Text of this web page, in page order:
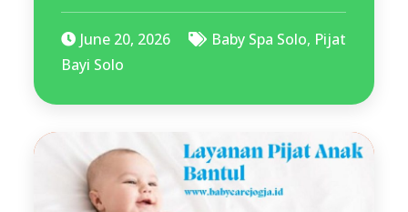
June 20, 2026 Baby Spa Solo, Pijat
Bayi Solo